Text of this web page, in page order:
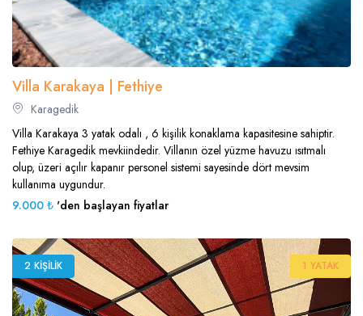
Villa Karakaya | Fethiye
Karagedik
Villa Karakaya 3 yatak odalı , 6 kişilik konaklama kapasitesine sahiptir.
Fethiye Karagedik mevkiindedir. Villanın özel yüzme havuzu ısıtmalı
olup, üzeri açılır kapanır personel sistemi sayesinde dört mevsim
kullanıma uygundur.
9.000 ₺ 'den başlayan fiyatlar
2 KIŞILIK 1 YATAK